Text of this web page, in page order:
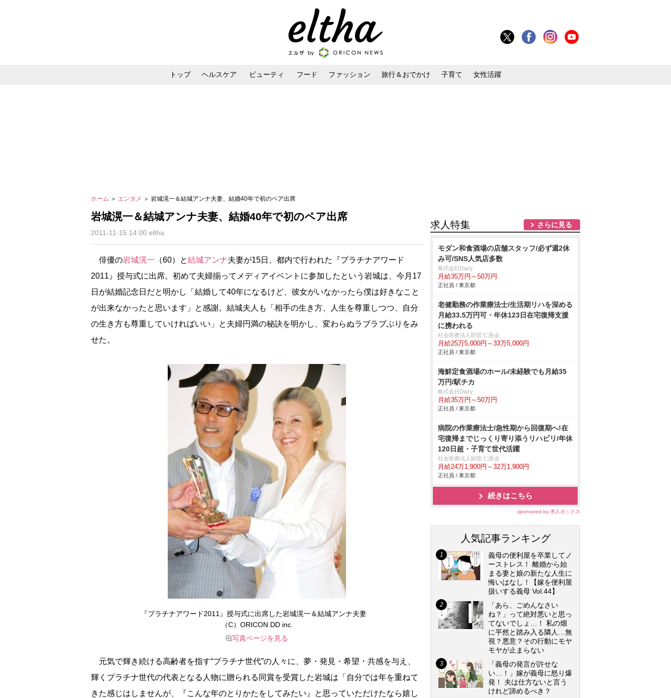
トップ ヘルスケア ビューティ フード ファッション 旅行＆おでかけ 子育て 女性活躍
ホーム ＞ エンタメ ＞ 岩城滉一＆結城アンナ夫妻、結婚40年で初のペア出席
城滉一＆結城アンナ夫妻、結婚40年で初のペア出席
2011-11-15 14:00 eltha
俳優の城滉一 （60）と結城アンナ夫妻が15日、都内で行われた『プラチナアワード
2011』授与式に出席。初めて夫婦揃ってメディアイベントに参加したという岩城は、今月17
日が結婚記念日だと明かし「結婚して40年になるけど、彼女がいなかったら僕は好きなこと
が出来なかったと思います」と感謝。結城夫人も「相手の生き方、人生を尊重しつつ、自分
の生き方も尊重していければいい」と夫婦円満の秘訣を明かし、変わらぬラブラブぶりをみ
せた。
『プラチナアワード2011』授与式に出席した岩城滉一＆結城アンナ夫妻
（C）ORICON DD inc.
写真ページを見る
元気で輝き続ける高齢者を指す“プラチナ世代”の人々に、夢・発見・希望・共感を与え、
輝くプラチナ世代の代表となる人物に贈られる同賞を受賞した岩城は「自分では年を重ねて
きた感じはしませんが、『こんな年のとりかたをしてみたい』と思っていただけたなら嬉し
求人特集 さらに見る
モダン和食酒場の店舗スタッフ/必ず週2休
み可/SNS人気店多数
株式会社Dazy
月給35万円～50万円
正社員 / 東京都
老健勤務の作業療法士/生活期リハを深める
月給33.5万円可・年休123日在宅復帰支援
に携われる
社会医療法人財団 仁医会
月給25万5,000円～33万5,000円
正社員 / 東京都
海鮮定食酒場のホール/未経験でも月給35
万円/駅チカ
株式会社Dazy
月給35万円～50万円
正社員 / 東京都
病院の作業療法士/急性期から回復期へ!在
宅復帰までじっくり寄り添うリハビリ/年休
120日超・子育て世代活躍
社会医療法人財団 仁医会
月給24万1,900円～32万1,900円
正社員 / 東京都
続きはこちら
sponsored by 求人ボックス
人気記事ランキング
義母の便利屋を卒業してノ
ーストレス！ 離婚から始
まる妻と娘の新たな人生に
悔いはなし！【嫁を便利屋
扱いする義母 Vol.44】
「あら、ごめんなさい
ね？」って絶対悪いと思っ
てないでしょ…！ 私の畑
に平然と踏み入る隣人…無
視？悪意？その行動にモヤ
モヤが止まらない
「義母の発言が許せな
い…！」嫁が義母に怒り爆
発！ 夫は仕方ないと言う
けれど諦めるべき？